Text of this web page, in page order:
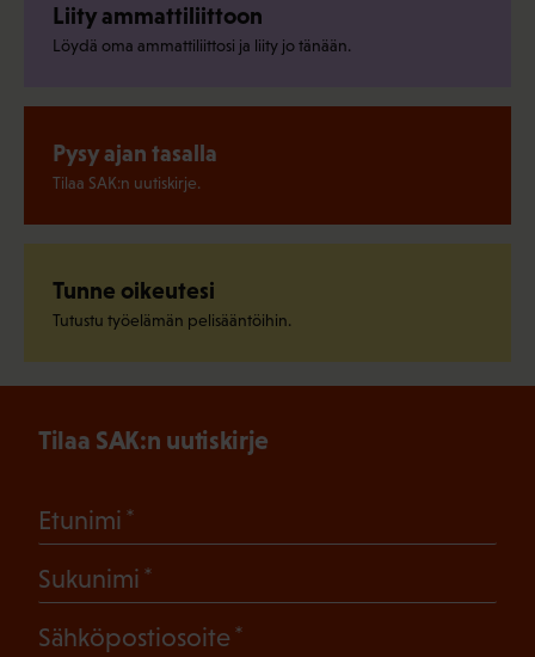
Liity ammattiliittoon
Löydä oma ammattiliittosi ja liity jo tänään.
Pysy ajan tasalla
Tilaa SAK:n uutiskirje.
Tunne oikeutesi
Tutustu työelämän pelisääntöihin.
Tilaa SAK:n uutiskirje
Etunimi
Sukunimi
Sähköpostiosoite